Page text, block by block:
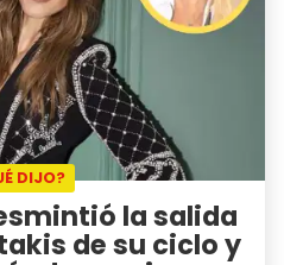
DIJO?
la salida
de su ciclo y